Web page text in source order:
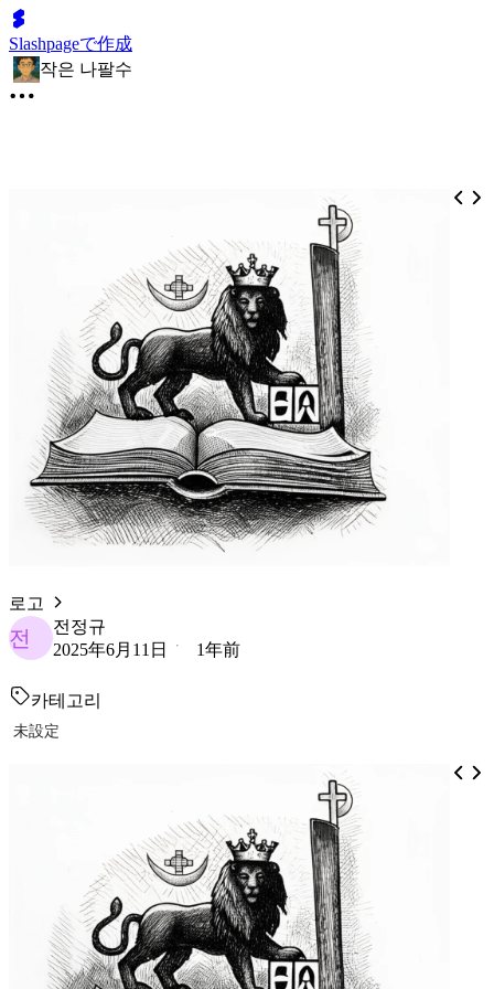
Slashpageで作成
작은 나팔수
로고
전
전정규
2025年6月11日
1年前
카테고리
未設定